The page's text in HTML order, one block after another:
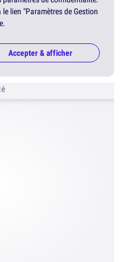
lien "Paramètres de Gestion
Accepter & afficher